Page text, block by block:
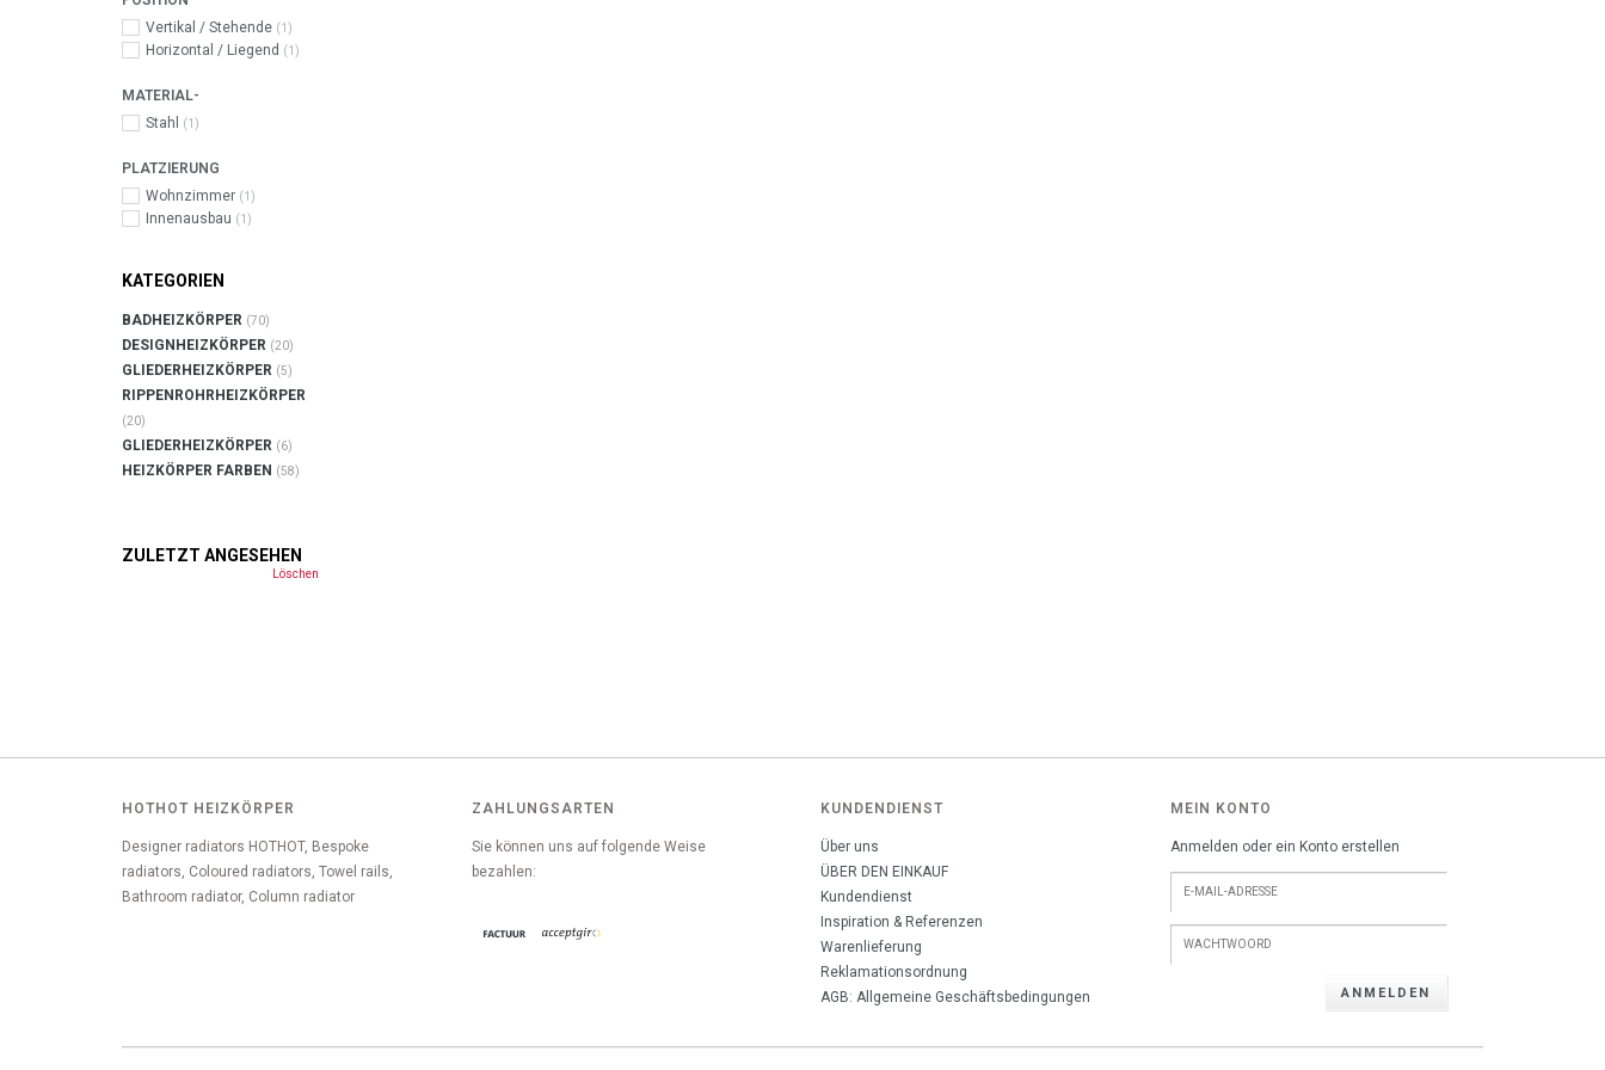
Vertikal / Stehende (1)
Horizontal / Liegend (1)
MATERIAL-
Stahl
(1)
PLATZIERUNG
Wohnzimmer (1)
Innenausbau (1)
KATEGORIEN
BADHEIZKÖRPER (70)
DESIGNHEIZKÖRPER (20)
GLIEDERHEIZKÖRPER (5)
RIPPENROHRHEIZKÖRPER
(20)
GLIEDERHEIZKÖRPER (6)
HEIZKÖRPER FARBEN (58)
ZULETZT ANGESEHEN
Löschen
HOTHOT HEIZKÖRPER
Designer radiators HOTHOT, Bespoke
radiators, Coloured radiators, Towel rails,
Bathroom radiator, Column radiator
ZAHLUNGSARTEN
Sie können uns auf folgende Weise
bezahlen:
KUNDENDIENST
Über uns
ÜBER DEN EINKAUF
Kundendienst
Inspiration & Referenzen
Warenlieferung
Reklamationsordnung
AGB: Allgemeine Geschäftsbedingungen
MEIN KONTO
Anmelden oder ein Konto erstellen
ANMELDEN